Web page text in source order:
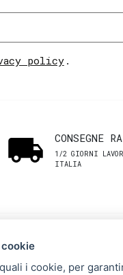
policy.
CONSEGNE
1/2 GIORNI
ITALIA
i cookie, per